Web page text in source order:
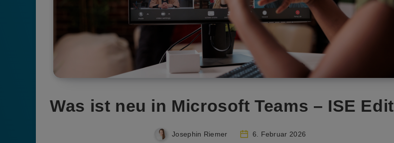
Was ist neu in Microsoft Teams – ISE
Josephin Riemer 6. Februar 2026